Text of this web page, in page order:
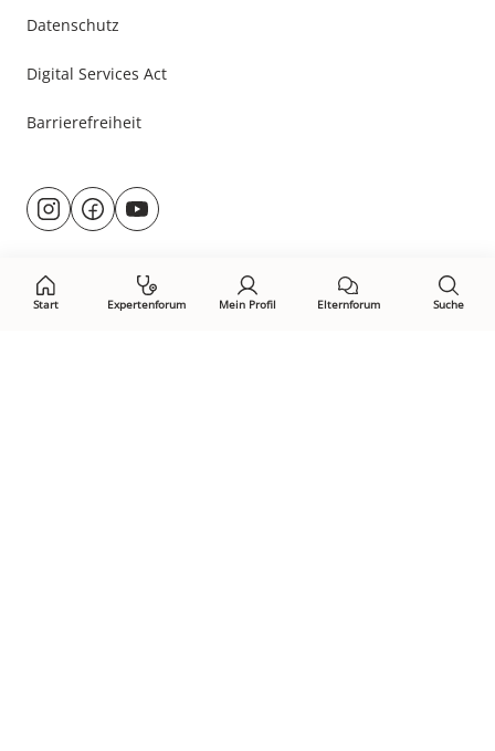
Start Expertenforum Mein Profil Elternforum Suche
Datenschutz
Digital Services Act
Barrierefreiheit
Besuche
uns@rund.ums.baby
facebook.com/rundumsbaby.de
youtube.com/@rundumsbaby_